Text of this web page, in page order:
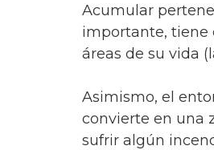
Acumular
importante, tiene
áreas de su vida
Asimismo, el
convierte en una
sufrir algún